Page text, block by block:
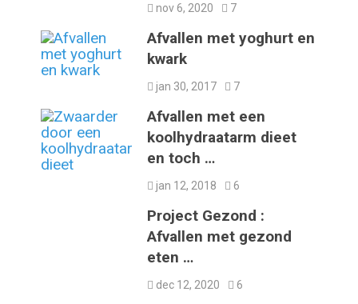
nov 6, 2020 7
Afvallen met yoghurt en
kwark
jan 30, 2017 7
Afvallen met een
koolhydraatarm dieet
en toch …
jan 12, 2018 6
Project Gezond :
Afvallen met gezond
eten …
dec 12, 2020 6